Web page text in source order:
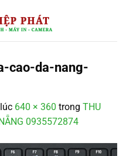
cao-da-nang-
lúc 640 × 360 trong THU
0935572874